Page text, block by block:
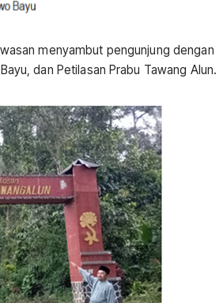
menyambut pengunjung dengan
dan Petilasan Prabu Tawang Alun.